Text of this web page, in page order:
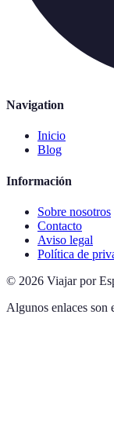
Navigation
Inicio
Blog
Información
Sobre nosotros
Contacto
Aviso legal
Política de
© 2026 Viajar por
Algunos enlaces son